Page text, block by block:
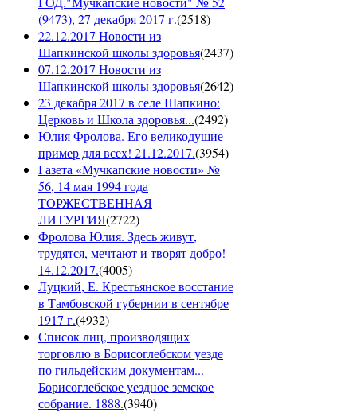
(9473), 27 декабря 2017 г.(2518)
22.12.2017 Новости из
Шапкинской школы здоровья(2437)
07.12.2017 Новости из
Шапкинской школы здоровья(2642)
23 декабря 2017 в селе Шапкино:
Церковь и Школа здоровья...(2492)
Юлия Фролова. Его великодушие –
пример для всех! 21.12.2017.(3954)
Газета «Мучкапские новости» №
56, 14 мая 1994 года
ТОРЖЕСТВЕННАЯ
ЛИТУРГИЯ(2722)
Фролова Юлия. Здесь живут,
трудятся, мечтают и творят добро!
14.12.2017.(4005)
Луцкий, Е. Крестьянское восстание
в Тамбовской губернии в сентябре
1917 г.(4932)
Список лиц, производящих
торговлю в Борисоглебском уезде
по гильдейским документам...
Борисоглебское уездное земское
собрание. 1888.(3940)